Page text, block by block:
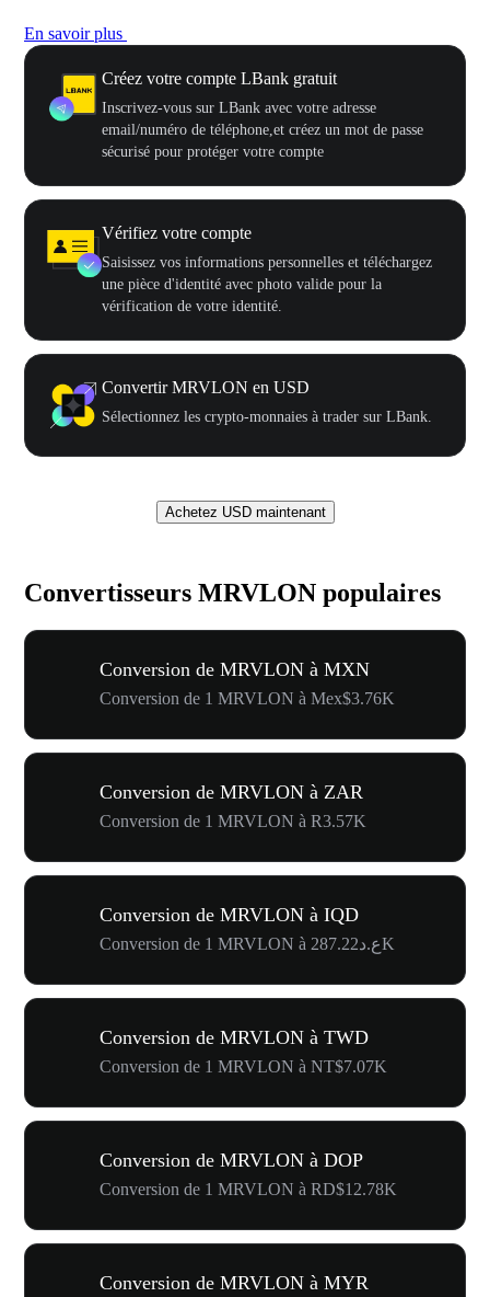
En savoir plus
Créez votre compte LBank gratuit
Inscrivez-vous sur LBank avec votre adresse
email/numéro de téléphone,et créez un mot de passe
sécurisé pour protéger votre compte
Vérifiez votre compte
Saisissez vos informations personnelles et téléchargez
une pièce d'identité avec photo valide pour la
vérification de votre identité.
Convertir MRVLON en USD
Sélectionnez les crypto-monnaies à trader sur LBank.
Achetez USD maintenant
Convertisseurs MRVLON populaires
Conversion de MRVLON à MXN
Conversion de 1 MRVLON à Mex$3.76K
Conversion de MRVLON à ZAR
Conversion de 1 MRVLON à R3.57K
Conversion de MRVLON à IQD
Conversion de 1 MRVLON à ع.د287.22K
Conversion de MRVLON à TWD
Conversion de 1 MRVLON à NT$7.07K
Conversion de MRVLON à DOP
Conversion de 1 MRVLON à RD$12.78K
Conversion de MRVLON à MYR